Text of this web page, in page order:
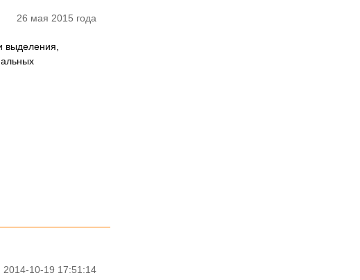
26 мая 2015 года
выделения,
2014-10-19 17:51:14